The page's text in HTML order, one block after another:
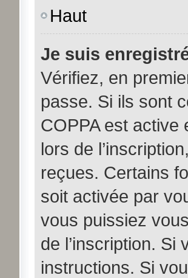
Haut
Je suis
Vérifiez, en
passe. Si ils sont
COPPA est active
lors de
reçues. Certains
soit activée par
vous puissiez
de l’inscription.
instructions. Si